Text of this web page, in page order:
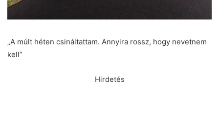
„A múlt héten csináltattam. Annyira rossz, hogy nevetnem
kell”
Hirdetés